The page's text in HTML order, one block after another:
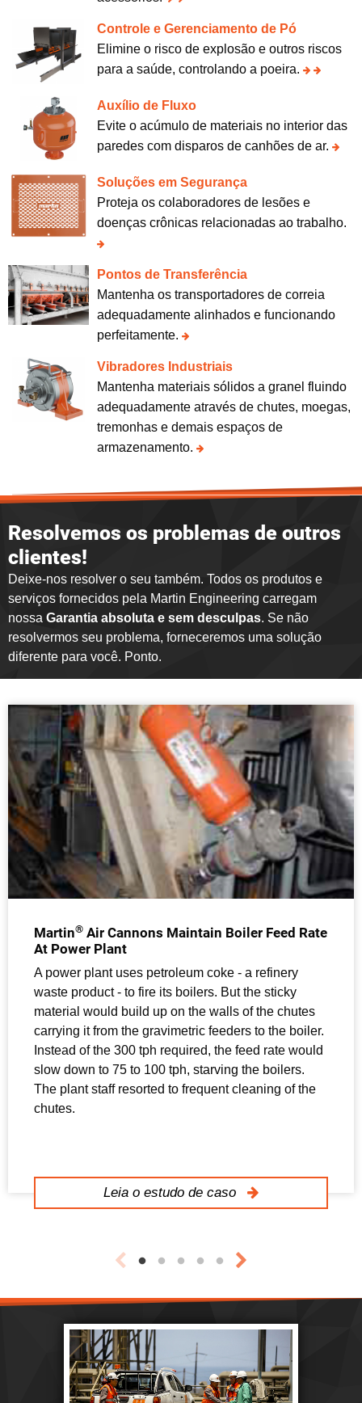
Controle e Gerenciamento de Pó
Elimine o risco de explosão e outros riscos
para a saúde, controlando a poeira.
Auxílio de Fluxo
Evite o acúmulo de materiais no interior das
paredes com disparos de canhões de ar.
Soluções em Segurança
Proteja os colaboradores de lesões e
doenças crônicas relacionadas ao trabalho.
Pontos de Transferência
Mantenha os transportadores de correia
adequadamente alinhados e funcionando
perfeitamente.
Vibradores Industriais
Mantenha materiais sólidos a granel fluindo
adequadamente através de chutes, moegas,
tremonhas e demais espaços de
armazenamento.
Resolvemos os problemas de outros
clientes!
Deixe-nos resolver o seu também. Todos os produtos e
serviços fornecidos pela Martin Engineering carregam
nossa Garantia absoluta e sem desculpas. Se não
resolvermos seu problema, forneceremos uma solução
diferente para você. Ponto.
Martin® Air Cannons Maintain Boiler Feed Rate
At Power Plant
A power plant uses petroleum coke - a refinery
waste product - to fire its boilers. But the sticky
material would build up on the walls of the chutes
carrying it from the gravimetric feeders to the boiler.
Instead of the 300 tph required, the feed rate would
slow down to 75 to 100 tph, starving the boilers.
The plant staff resorted to frequent cleaning of the
chutes.
Leia o estudo de caso